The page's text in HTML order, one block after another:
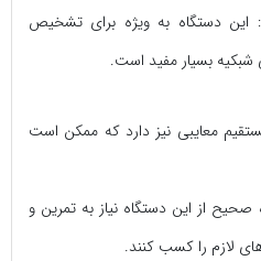
دستگاه به ویژه برای تشخیص
بسیار مفید است.
معایبی نیز دارد که ممکن است
از این دستگاه نیاز به تمرین و
لازم را کسب کنند.